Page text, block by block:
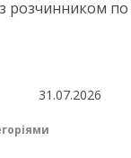
розчинником по
31.07.2026